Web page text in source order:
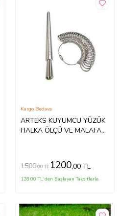
ARTEKS KUYUMCU YÜZÜK
HALKA ÖLÇÜ VE MALAFA
Kargo Bedava
1500,00 TL 1200,00 TL
128,00 TL'den Başlayan Taksitlerle